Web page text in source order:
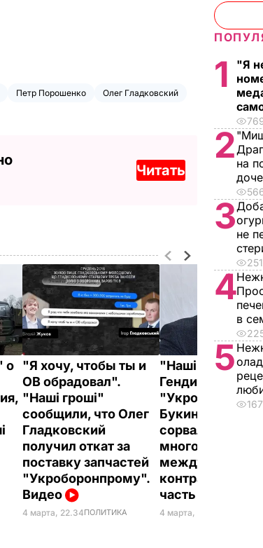
Петр Порошенко
Олег Гладковский
Читать
о
"Я хочу, чтобы ты и
ОВ обрадовал".
"Наші гроші"
сообщили, что Олег
Гладковский
получил откат за
поставку запчастей
"Укроборонпрому".
Видео
4 марта, 22.34ПОЛИТИКА
"Наші гроші":
Гендиректор
Букин чуть не
сорвал
международный
контракт за свою
часть в $10 тыс.
4 марта, 20.53
1
"Я
2 на
3не
4
в
5